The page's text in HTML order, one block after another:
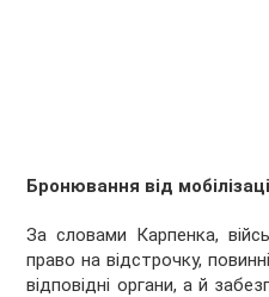
Бронювання від
За словами Карпенка,
право на відстрочку,
відповідні органи, а й